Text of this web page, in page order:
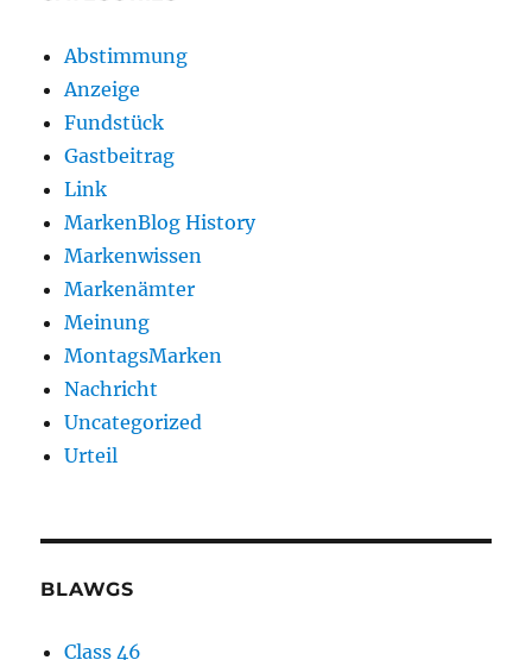
Abstimmung
Anzeige
Fundstück
Gastbeitrag
Link
MarkenBlog History
Markenwissen
Markenämter
Meinung
MontagsMarken
Nachricht
Uncategorized
Urteil
BLAWGS
Class 46